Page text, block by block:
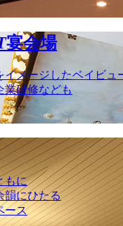
宴会場
イメージしたベイビュ
業研修なども
もに
韻にひたる
ース